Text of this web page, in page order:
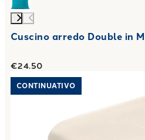
Cuscino arredo Double in
€24.50
Link to "Lenzuolo Inferiore in
CONTINUATIVO